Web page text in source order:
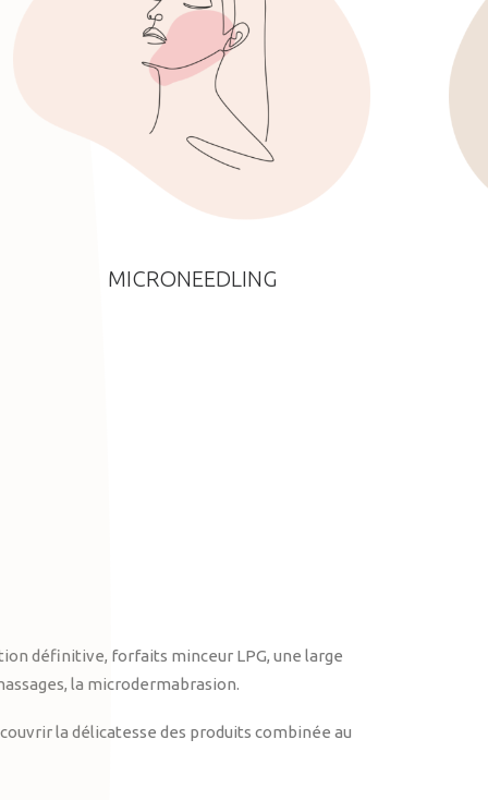
MICRONEEDLING
définitive, forfaits minceur LPG, une large
la microdermabrasion.
la délicatesse des produits combinée au